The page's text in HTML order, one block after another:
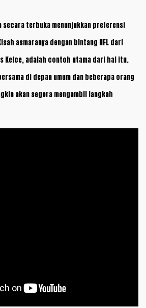
secara terbuka menunjukkan preferensi
asmaranya dengan bintang NFL dari
Kelce, adalah contoh utama dari hal itu.
di depan umum dan beberapa orang
akan segera mengambil langkah